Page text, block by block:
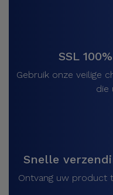
SSL
Gebruik onze veilige
die
Snelle
Ontvang uw product